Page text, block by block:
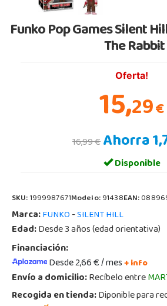
Funko Pop Games Silent
The Rabbit
Oferta!
15,29€
16,99 €Ahorra
Disponible
SKU:1999987671Modelo:91438EAN:
Marca:FUNKO-SILENT HILL
Edad:Desde 3 años (edad orientativa)
Financiación:
Desde 2,66 € / mes+ info
Envío a domicilio:Recíbelo entre
Recogida en tienda:Diponible para